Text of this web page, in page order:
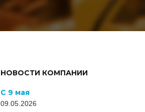
НОВОСТИ КОМПАНИИ
С 9 мая
09.05.2026